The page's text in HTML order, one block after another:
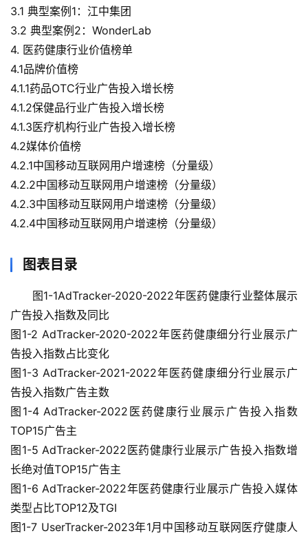
首
页
3.1 典型案例1：江中集团
3.2 典型案例2：WonderLab
4. 医药健康行业价值榜单
4.1品牌价值榜
4.1.1药品OTC行业广告投入增长榜
4.1.2保健品行业广告投入增长榜
4.1.3医疗机构行业广告投入增长榜
4.2媒体价值榜
4.2.1中国移动互联网用户增速榜（分量级）
4.2.2中国移动互联网用户增速榜（分量级）
4.2.3中国移动互联网用户增速榜（分量级）
4.2.4中国移动互联网用户增速榜（分量级）
图表目录
图1-1AdTracker-2020-2022年医药健康行业整体展示
广告投入指数及同比
图1-2 AdTracker-2020-2022年医药健康细分行业展示广
告投入指数占比变化
图1-3 AdTracker-2021-2022年医药健康细分行业展示广
告投入指数广告主数
图1-4 AdTracker-2022医药健康行业展示广告投入指数
TOP15广告主
图1-5 AdTracker-2022医药健康行业展示广告投入指数增
长绝对值TOP15广告主
图1-6 AdTracker-2022年医药健康行业展示广告投入媒体
类型占比TOP12及TGI
图1-7 UserTracker-2023年1月中国移动互联网医疗健康人